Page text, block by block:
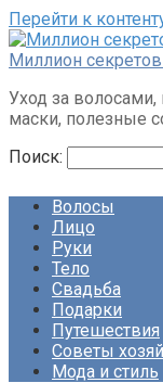
Перейти к
Миллион
Уход за
маски, полезные
Поиск:
Волосы
Лицо
Руки
Тело
Свадьба
Подарки
Путешествия
Советы
Мода и стиль